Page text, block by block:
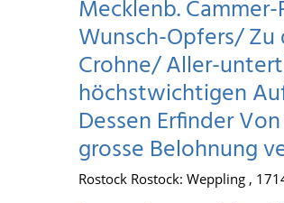
Mecklenb.
Wunsch-Opfers/
Crohne/ Aller-
höchstwichtigen
Dessen Erfinder
grosse Belohnung
Rostock Rostock: Weppling ,